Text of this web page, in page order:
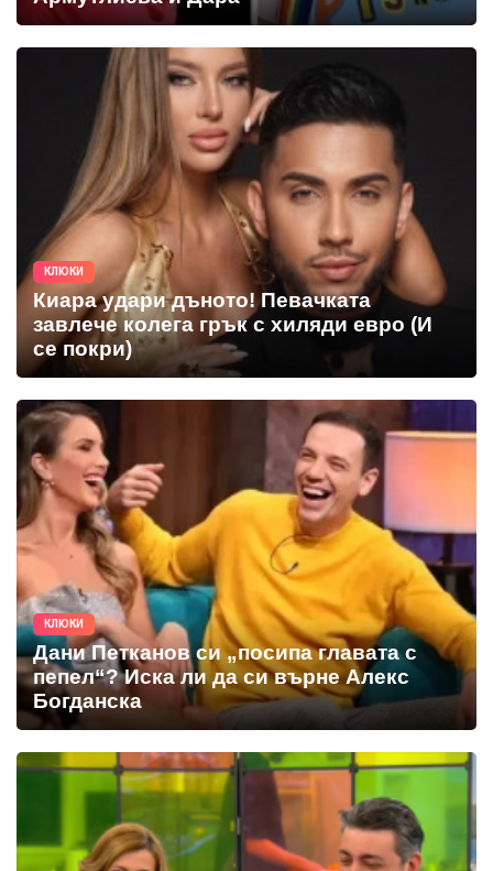
КЛЮКИ
Киара удари дъното! Певачката
завлече колега грък с хиляди евро (И
се покри)
КЛЮКИ
Дани Петканов си „посипа главата с
пепел“? Иска ли да си върне Алекс
Богданска